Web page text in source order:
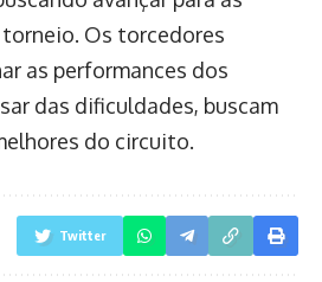
Os torcedores
as performances dos
das dificuldades, buscam
do circuito.
Twitter